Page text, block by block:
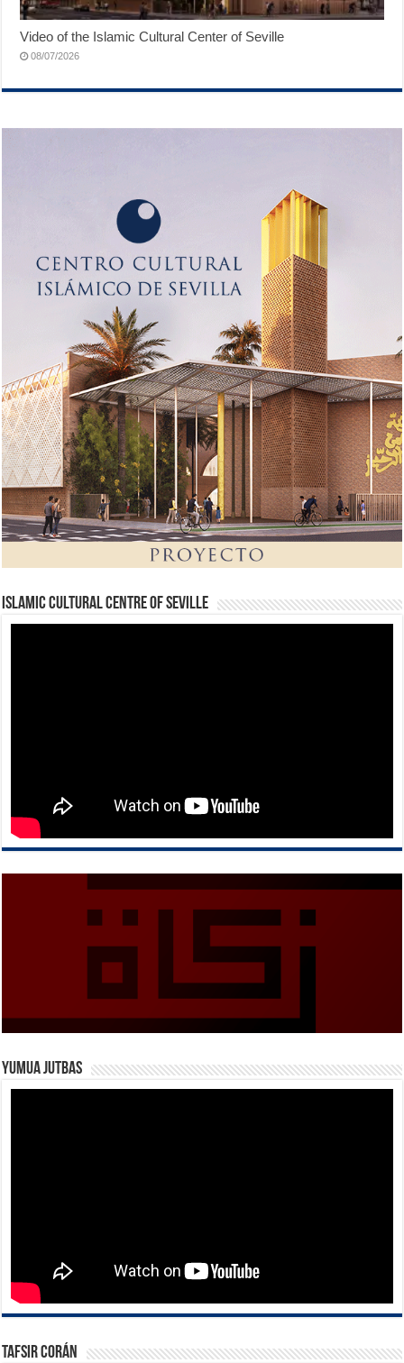
Video of the Islamic Cultural Center of Seville
08/07/2026
Islamic Cultural Centre of Seville
Yumua Jutbas
Tafsir Corán